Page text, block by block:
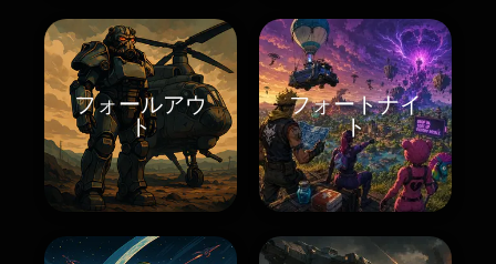
フォールアウ
ト
フォートナイ
ト